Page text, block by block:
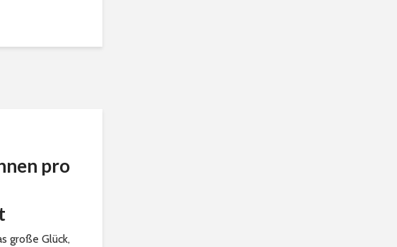
pro
große Glück,